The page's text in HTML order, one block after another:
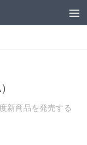
新商品を発売する